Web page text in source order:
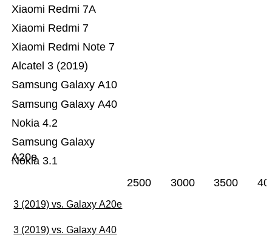
Nokia 3.1
Samsung Galaxy
A20e
Nokia 4.2
Samsung Galaxy A40
Samsung Galaxy A10
Alcatel 3 (2019)
Xiaomi Redmi Note 7
Xiaomi Redmi 7
Xiaomi Redmi 7A
2500 3000 3500
3 (2019) vs. Galaxy A20e
3 (2019) vs. Galaxy A40